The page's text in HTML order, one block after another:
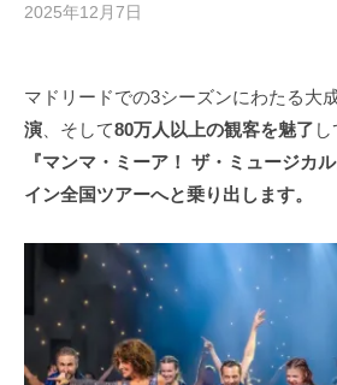
2025年12月7日
i
g
a
i
y
a
a
の
コ
メ
マドリードでの3シーズンにわたる大成
演 、そして80万人以上の観客を魅了
『マンマ・ミーア！ ザ・ミュージカ
イン全国ツアーへと乗り出します。